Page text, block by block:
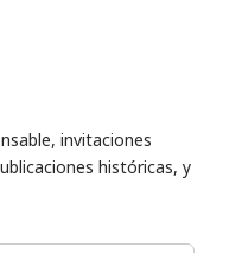
invitaciones
históricas, y